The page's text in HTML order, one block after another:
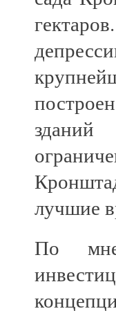
зданий
лучшие
По